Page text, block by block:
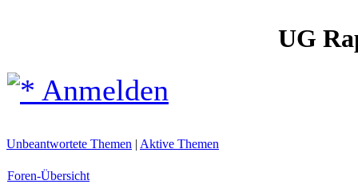
UG
Anmelden
Unbeantwortete Themen | Aktive Themen
Foren-Übersicht